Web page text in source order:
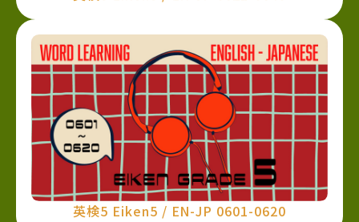
英検5 Eiken5 / EN-JP 0601-0620